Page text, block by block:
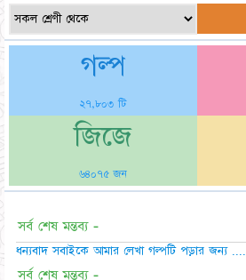
গল্প
২৭,৮০৩ টি
জিজে
৬৪০৭৫ জন
সর্ব শেষ মন্তব্য -
ধন্যবাদ সবাইকে আমার লেখা গল্পটি পড়ার জন্য ....
সর্ব শেষ মন্তব্য -